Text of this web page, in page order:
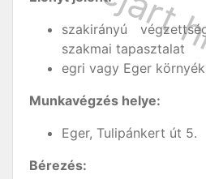
szakirányú
szakmai tapasztalat
egri vagy Eger
Munkavégzés helye:
Eger, Tulipánkert út 5.
Bérezés: